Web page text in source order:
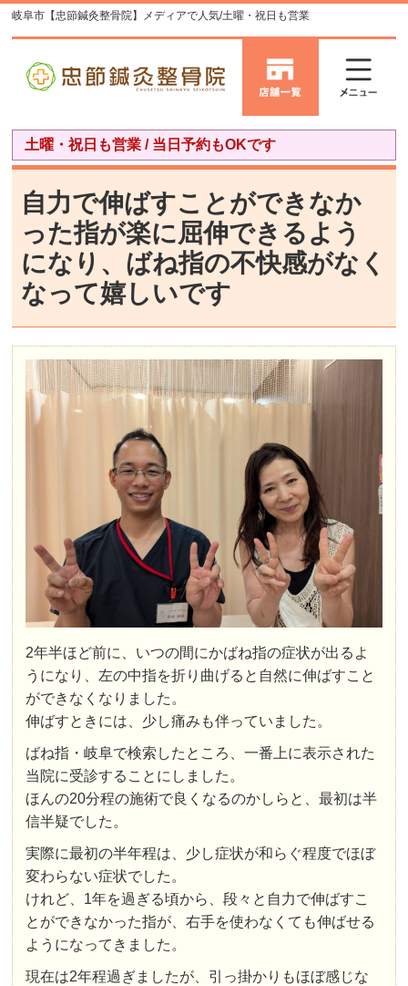
岐阜市【忠節鍼灸整骨院】メディアで人気/土曜・祝日も営業
土曜・祝日も営業 / 当日予約もOKです
自力で伸ばすことができなか
った指が楽に屈伸できるよう
になり、ばね指の不快感がなく
なって嬉しいです
2年半ほど前に、いつの間にかばね指の症状が出るよ
うになり、左の中指を折り曲げると自然に伸ばすこと
ができなくなりました。
伸ばすときには、少し痛みも伴っていました。
ばね指・岐阜で検索したところ、一番上に表示された
当院に受診することにしました。
ほんの20分程の施術で良くなるのかしらと、最初は半
信半疑でした。
実際に最初の半年程は、少し症状が和らぐ程度でほぼ
変わらない症状でした。
けれど、1年を過ぎる頃から、段々と自力で伸ばすこ
とができなかった指が、右手を使わなくても伸ばせる
ようになってきました。
現在は2年程過ぎましたが、引っ掛かりもほぼ感じな